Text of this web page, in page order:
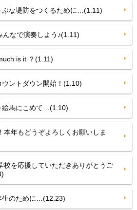
な堤防をつくるために…(1.11)
なで演奏しよう♪(1.11)
is it ？(1.11)
ントダウン開始！(1.10)
馬にこめて…(1.10)
本年もどうぞよろしくお願いしま
校を応援していただきありがとうご
のために…(12.23)